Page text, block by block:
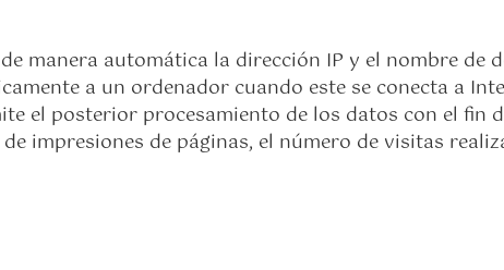
manera automática la dirección IP y el nombre de
a un ordenador cuando este se conecta a
el posterior procesamiento de los datos con el fin
impresiones de páginas, el número de visitas